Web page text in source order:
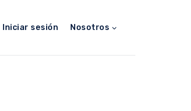
Iniciar sesión Nosotros